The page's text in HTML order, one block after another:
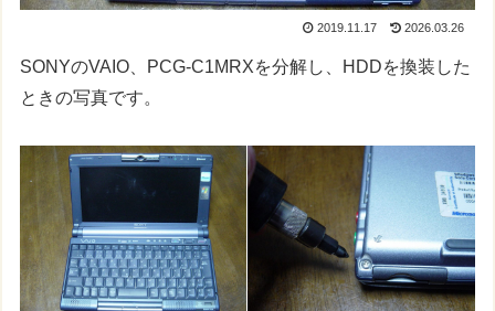
2019.11.17 2026.03.26
SONYのVAIO、PCG-C1MRXを分解し、HDDを換装した
ときの写真です。